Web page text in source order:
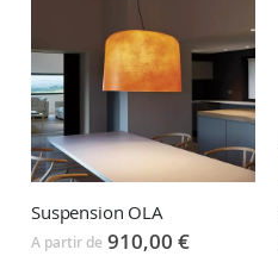
Suspension OLA
A partir de 910,00 €